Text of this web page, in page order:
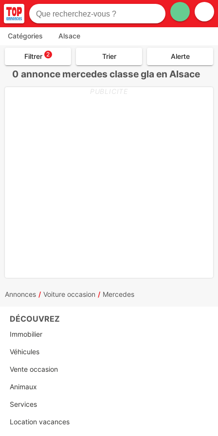
Catégories Alsace
Filtrer 2 Trier Alerte
0 annonce mercedes classe gla en Alsace
PUBLICITE
Annonces Voiture occasion Mercedes
DÉCOUVREZ
Immobilier
Véhicules
Vente occasion
Animaux
Services
Location vacances